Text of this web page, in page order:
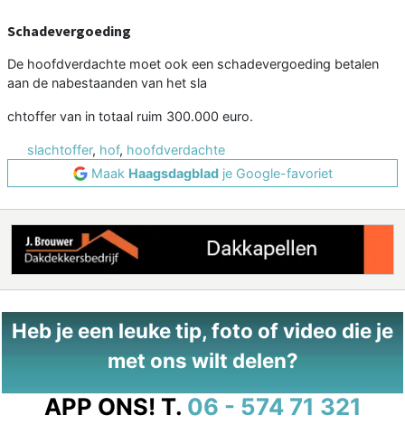
Schadevergoeding
De hoofdverdachte moet ook een schadevergoeding betalen
aan de nabestaanden van het sla
chtoffer van in totaal ruim 300.000 euro.
slachtoffer, hof, hoofdverdachte
Maak Haagsdagbladje Google-favoriet
Heb je een leuke tip, foto of video die je
met ons wilt delen?
APP ONS! T. 06 - 574 71 321